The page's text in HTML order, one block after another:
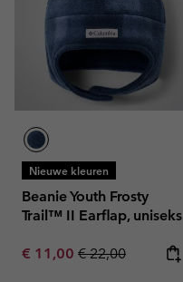
Nieuwe kleuren
Beanie Youth Frosty
Trail™ II Earflap, uniseks
Sale price:
€ 11,00 Regular price:
€ 22,00